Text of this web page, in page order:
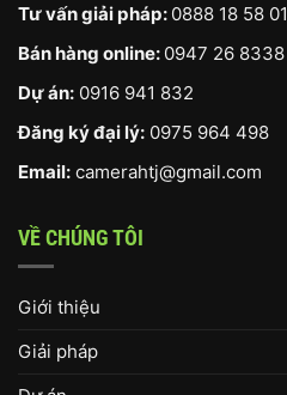
Tư vấn giải pháp: 0888 18 58 01
Bán hàng online: 0947 26 8338
Dự án: 0916 941 832
Đăng ký đại lý: 0975 964 498
Email: camerahtj@gmail.com
VỀ CHÚNG TÔI
Giới thiệu
Giải pháp